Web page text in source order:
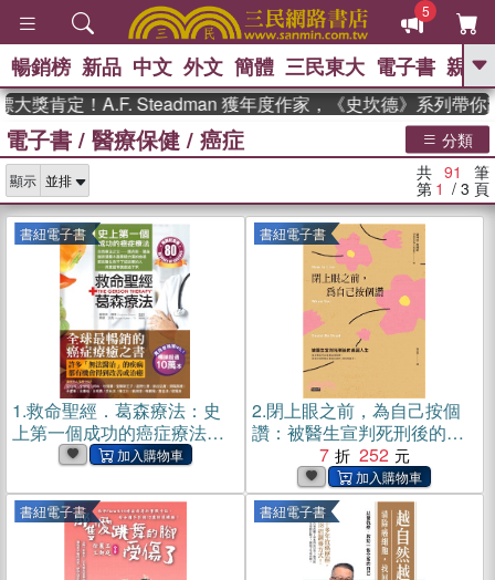
5
GO
熱搜： 高希均教授回憶錄
、 The Odyssey 、 父親節 、 花開錦
台灣的
李登輝時代 、 數學女孩：黎曼猜想
偉大的迷走神經 、 如果歷史是一
、 臺灣漫遊錄
暢銷榜 新品 中文 外文 簡體 三民東大 電子書 親子
！A.F. Steadman 獲年度作家，《史坎德》系列帶你踏上熱
電子書 / 醫療保健 / 癌症 分類
顯示 共 91 筆
第 1 / 3 頁
書紐電子書
1.救命聖經．葛森療法：史
上第一個成功的癌症療法，
見證奇蹟80年(電子書)
書紐電子書
2.閉上眼之前，為自己按個
讚：被醫生宣判死刑後的美
麗人生(電子書)
7 252
書紐電子書 書紐電子書